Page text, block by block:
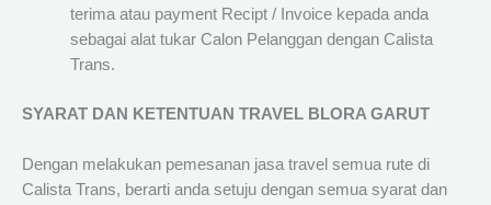
terima atau payment Recipt / Invoice kepada anda
sebagai alat tukar Calon Pelanggan dengan Calista
Trans.
SYARAT DAN KETENTUAN TRAVEL BLORA GARUT
Dengan melakukan pemesanan jasa travel semua rute di
Calista Trans, berarti anda setuju dengan semua syarat dan